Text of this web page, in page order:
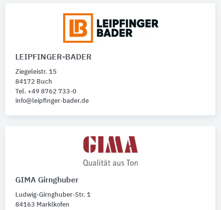
LEIPFINGER-BADER
Ziegeleistr. 15
84172 Buch
Tel. +49 8762 733-0
info@leipfinger-bader.de
GIMA Girnghuber
Ludwig-Girnghuber-Str. 1
84163 Marklkofen